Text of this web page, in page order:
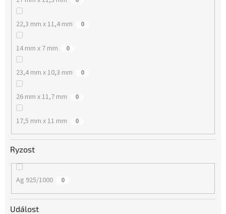
22,3 mm x 11,4 mm 0
14 mm x 7 mm 0
23,4 mm x 10,3 mm 0
26 mm x 11,7 mm 0
17,5 mm x 11 mm 0
Ryzost
Ag 925/1000 0
Událost